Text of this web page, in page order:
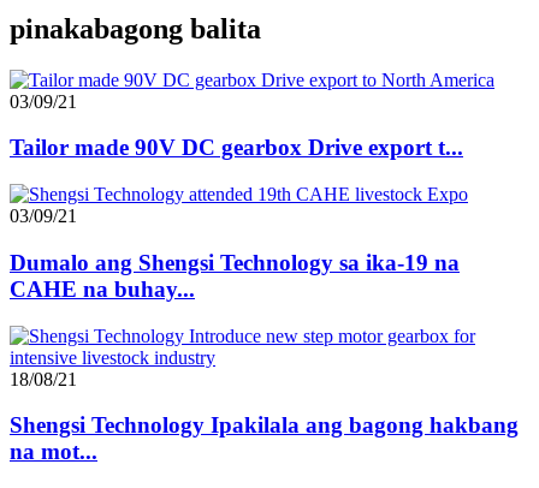
pinakabagong balita
03/09/21
Tailor made 90V DC gearbox Drive export t...
03/09/21
Dumalo ang Shengsi Technology sa ika-19 na
CAHE na buhay...
18/08/21
Shengsi Technology Ipakilala ang bagong hakbang
na mot...